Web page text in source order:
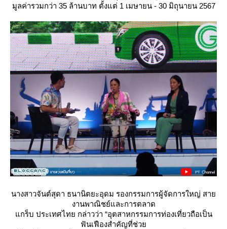
มูลค่ารวมกว่า 35 ล้านบาท ตั้งแต่ 1 เมษายน - 30 มิถุนายน 2567
นางสาวจันต์สุดา ธนานิตยะอุดม รองกรรมการผู้จัดการใหญ่ สา
งานพาณิชย์และการตลาด
กร็บ ประเทศไทย กล่าวว่า “อุตสาหกรรมการท่องเที่ยวถือเป็น
ฟันเฟืองสำคัญที่ช่ว